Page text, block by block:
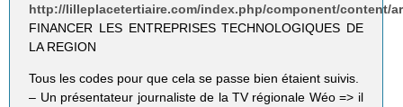
http://lilleplacetertiaire.com/index.php/component/content/
FINANCER LES ENTREPRISES TECHNOLOGIQUES DE
LA REGION
Tous les codes pour que cela se passe bien étaient suivis.
– Un présentateur journaliste de la TV régionale Wéo => il